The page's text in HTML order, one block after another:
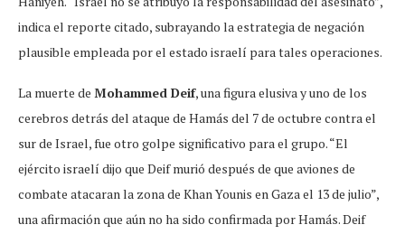
indica el reporte citado, subrayando la estrategia de negación
plausible empleada por el estado israelí para tales operaciones.
La muerte de Mohammed Deif, una figura elusiva y uno de los
cerebros detrás del ataque de Hamás del 7 de octubre contra el
sur de Israel, fue otro golpe significativo para el grupo. “El
ejército israelí dijo que Deif murió después de que aviones de
combate atacaran la zona de Khan Younis en Gaza el 13 de julio”,
una afirmación que aún no ha sido confirmada por Hamás. Deif